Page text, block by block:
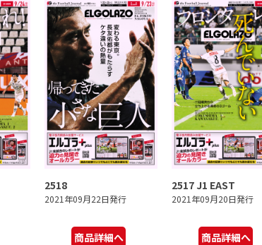
2518
2021年09月22日発行
商品詳細へ
2517 J1 EAST
2021年09月20日発行
商品詳細へ